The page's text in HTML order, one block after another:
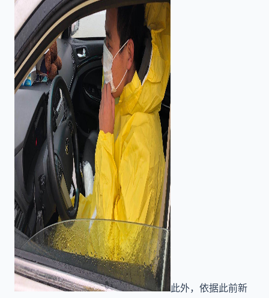
此外，依据此前新